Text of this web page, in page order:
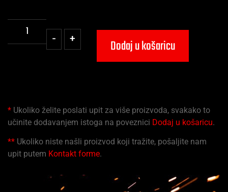
- + Dodaj u košaricu
* Ukoliko želite poslati upit za više proizvoda, svakako to
učinite dodavanjem istoga na poveznici Dodaj u košaricu.
** Ukoliko niste našli proizvod koji tražite, pošaljite nam
upit putem Kontakt forme.